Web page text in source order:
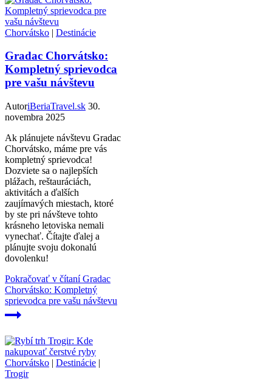
Chorvátsko | Destinácie
Gradac Chorvátsko:
Kompletný sprievodca
pre vašu návštevu
AutoriBeriaTravel.sk 30.
novembra 2025
Ak plánujete návštevu Gradac
Chorvátsko, máme pre vás
kompletný sprievodca!
Dozviete sa o najlepších
plážach, reštauráciách,
aktivitách a ďalších
zaujímavých miestach, ktoré
by ste pri návšteve tohto
krásneho letoviska nemali
vynechať. Čítajte ďalej a
plánujte svoju dokonalú
dovolenku!
Pokračovať v čítaníGradac
Chorvátsko: Kompletný
sprievodca pre vašu návštevu
Chorvátsko | Destinácie |
Trogir